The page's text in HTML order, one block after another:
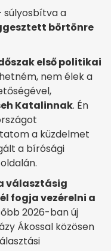
súlyosbítva a
börtönre
első politikai
nem élek a
Katalinnak. Én
a küzdelmet
a bírósági
választásig
fogja vezérelni a
2026-ban új
Ákossal közösen